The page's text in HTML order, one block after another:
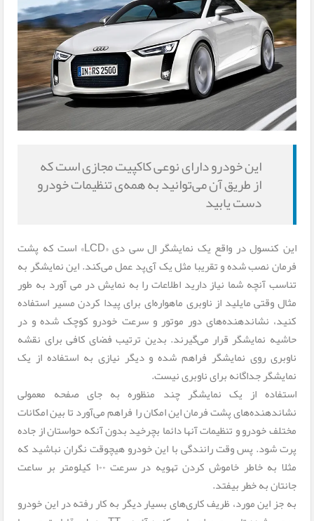
این خودرو دارای نوعی کاکپیت مجازی است که
از طریق آن می‌توانید به همه‌ی تنظیمات خودرو
دست یابید
این کنسول در واقع یک نمایشگر ال سی دی «LCD» است که پشت
فرمان نصب شده و تقریبا مثل یک آی‌پد عمل می‌کند. این نمایشگر به
تناسب آنچه شما نیاز دارید اطلاعات را به نمایش در می آورد به طور
مثال وقتی مایلید از ناوبری ماهواره‌ای برای پیدا کردن مسیر استفاده
کنید، نشاندهنده‌های دور موتور و سرعت خودرو کوچک شده و در
حاشیه نمایشگر قرار می‌گیرند. بدین ترتیب فضای کافی برای نقشه
ناوبری روی نمایشگر فراهم شده و دیگر نیازی به استفاده از یک
نمایشگر جداگانه برای ناوبری نیست.
استفاده از یک نمایشگر چند منظوره به جای صفحه معمولی
نشاندهنده‌های پشت فرمان این امکان را فراهم می‌آورد تا بین امکانات
مختلف خودرو و تنظیمات آنها دائما بچرخید بدون آنکه حواستان از جاده
پرت شود. پس وقت رانندگی با این خودرو هیچوقت نگران نباشید که
مثلا به خاطر خاموش کردن تهویه در سرعت ۱۰۰ کیلومتر بر ساعت
جانتان به خطر بیفتد.
به جز این مورد، ظریف کاری‌های بسیار دیگر به کار رفته در این خودرو